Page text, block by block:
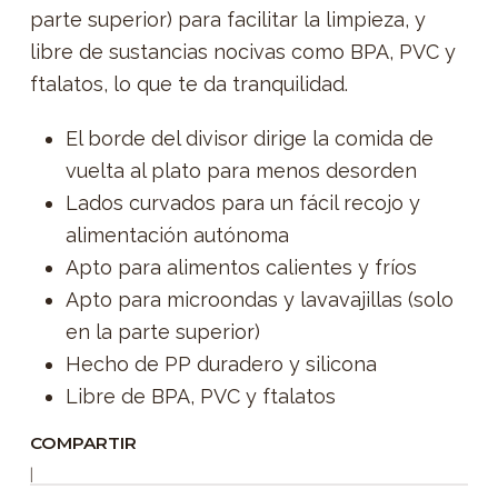
parte superior) para facilitar la limpieza, y
libre de sustancias nocivas como BPA, PVC y
ftalatos, lo que te da tranquilidad.
El borde del divisor dirige la comida de
vuelta al plato para menos desorden
Lados curvados para un fácil recojo y
alimentación autónoma
Apto para alimentos calientes y fríos
Apto para microondas y lavavajillas (solo
en la parte superior)
Hecho de PP duradero y silicona
Libre de BPA, PVC y ftalatos
COMPARTIR
|